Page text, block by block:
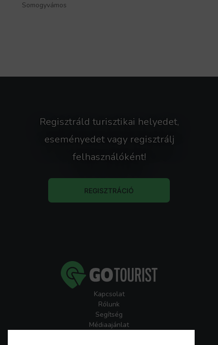
Somogyvámos
Regisztráld turisztikai helyedet,
eseményedet vagy regisztrálj
felhasználóként!
REGISZTRÁCIÓ
Kapcsolat
Rólunk
Segítség
Médiaajánlat